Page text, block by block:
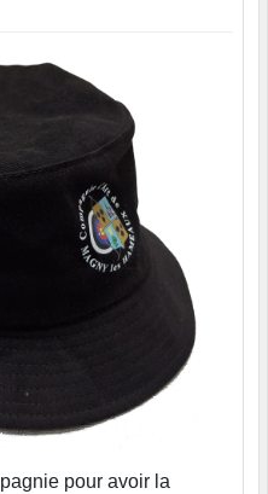
pour avoir la